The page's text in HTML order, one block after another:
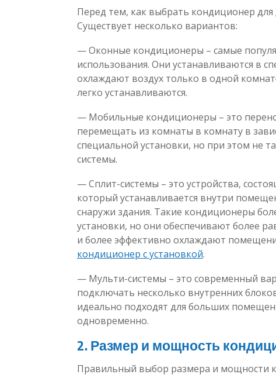
Перед тем, как выбрать кондиционер
Существует несколько вариантов:
— Оконные кондиционеры – самые
использования. Они устанавливаются в
охлаждают воздух только в одной
легко устанавливаются.
— Мобильные кондиционеры – это
перемещать из комнаты в комнату в
специальной установки, но при этом не
системы.
— Сплит-системы – это устройства,
который устанавливается внутри
снаружи здания. Такие кондиционеры
установки, но они обеспечивают более
и более эффективно охлаждают
кондиционер с установкой.
— Мульти-системы – это современный
подключать несколько внутренних
идеально подходят для больших
одновременно.
2. Размер и мощность
Правильный выбор размера и мощности